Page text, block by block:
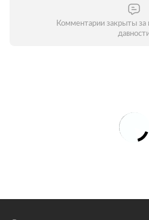
Комментарии закрыты за